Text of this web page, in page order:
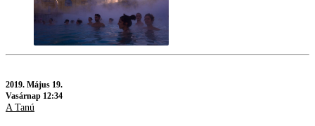
2019. Május 19.
Vasárnap 12:34
A Tanú